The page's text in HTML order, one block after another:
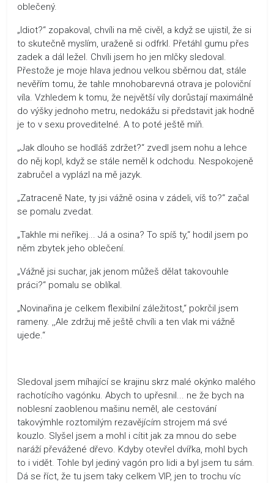
oblečený.
„Idiot?“ zopakoval, chvíli na mě civěl, a když se ujistil, že si
to skutečně myslím, uraženě si odfrkl. Přetáhl gumu přes
zadek a dál ležel. Chvíli jsem ho jen mlčky sledoval.
Přestože je moje hlava jednou velkou sběrnou dat, stále
nevěřím tomu, že tahle mnohobarevná otrava je poloviční
víla. Vzhledem k tomu, že největší víly dorůstají maximálně
do výšky jednoho metru, nedokážu si představit jak hodně
je to v sexu proveditelné. A to poté ještě míň.
„Jak dlouho se hodláš zdržet?“ zvedl jsem nohu a lehce
do něj kopl, když se stále neměl k odchodu. Nespokojeně
zabručel a vyplázl na mě jazyk.
„Zatraceně Nate, ty jsi vážně osina v zádeli, víš to?“ začal
se pomalu zvedat.
„Takhle mi neříkej... Já a osina? To spíš ty,“ hodil jsem po
něm zbytek jeho oblečení.
„Vážně jsi suchar, jak jenom můžeš dělat takovouhle
práci?“ pomalu se oblíkal.
„Novinařina je celkem flexibilní záležitost,“ pokrčil jsem
rameny. ,,Ale zdržuj mě ještě chvíli a ten vlak mi vážně
ujede.“
Sledoval jsem míhající se krajinu skrz malé okýnko malého
rachotícího vagónku. Abych to upřesnil... ne že bych na
noblesní zaoblenou mašinu neměl, ale cestování
takovýmhle roztomilým rezavějícím strojem má své
kouzlo. Slyšel jsem a mohl i cítit jak za mnou do sebe
naráží převážené dřevo. Kdyby otevřel dvířka, mohl bych
to i vidět. Tohle byl jediný vagón pro lidi a byl jsem tu sám.
Dá se říct, že tu jsem taky celkem VIP, jen to trochu víc